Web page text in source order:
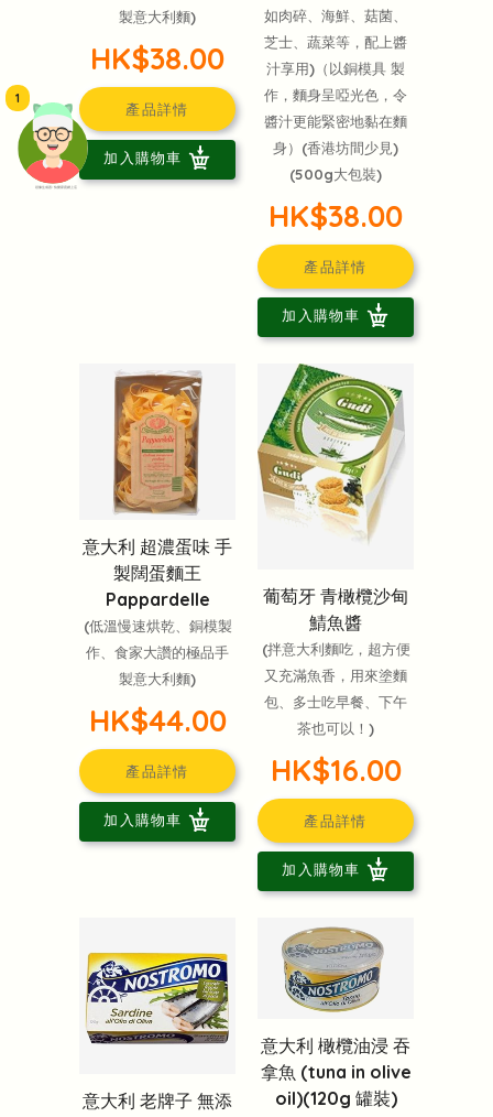
頭像生成器: 快樂家庭網上店
1
製意大利麵)
HK$38.00
產品詳情
加入購物車
如肉碎、海鮮、菇菌、
芝士、蔬菜等，配上醬
汁享用)（以銅模具 製
作，麵身呈啞光色，令
醬汁更能緊密地黏在麵
身）(香港坊間少見)
(500g大包裝)
HK$38.00
產品詳情
加入購物車
意大利 超濃蛋味 手
製闊蛋麵王
Pappardelle
(低溫慢速烘乾、銅模製
作、食家大讚的極品手
製意大利麵)
HK$44.00
產品詳情
加入購物車
葡萄牙 青橄欖沙甸
鯖魚醬
(拌意大利麵吃，超方便
又充滿魚香，用來塗麵
包、多士吃早餐、下午
茶也可以！)
HK$16.00
產品詳情
加入購物車
意大利 老牌子 無添
意大利 橄欖油浸 吞
拿魚 (tuna in olive
oil)(120g 罐裝)